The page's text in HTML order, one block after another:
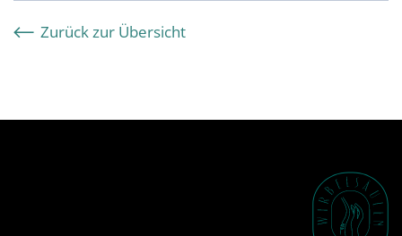
Zurück zur Übersicht